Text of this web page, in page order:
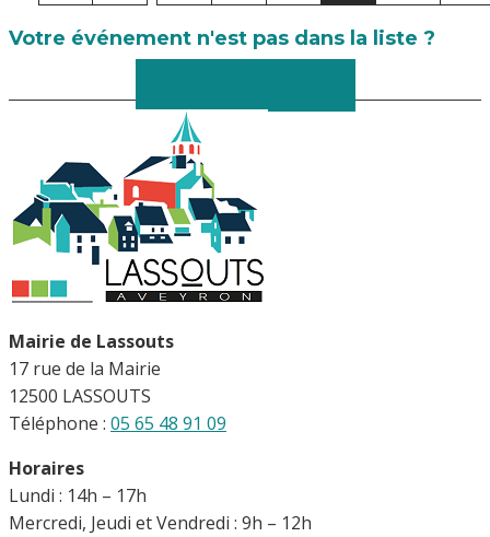
Votre événement n'est pas dans la liste ?
Mairie de Lassouts
17 rue de la Mairie
12500 LASSOUTS
Téléphone : 05 65 48 91 09
Horaires
Lundi : 14h – 17h
Mercredi, Jeudi et Vendredi : 9h – 12h